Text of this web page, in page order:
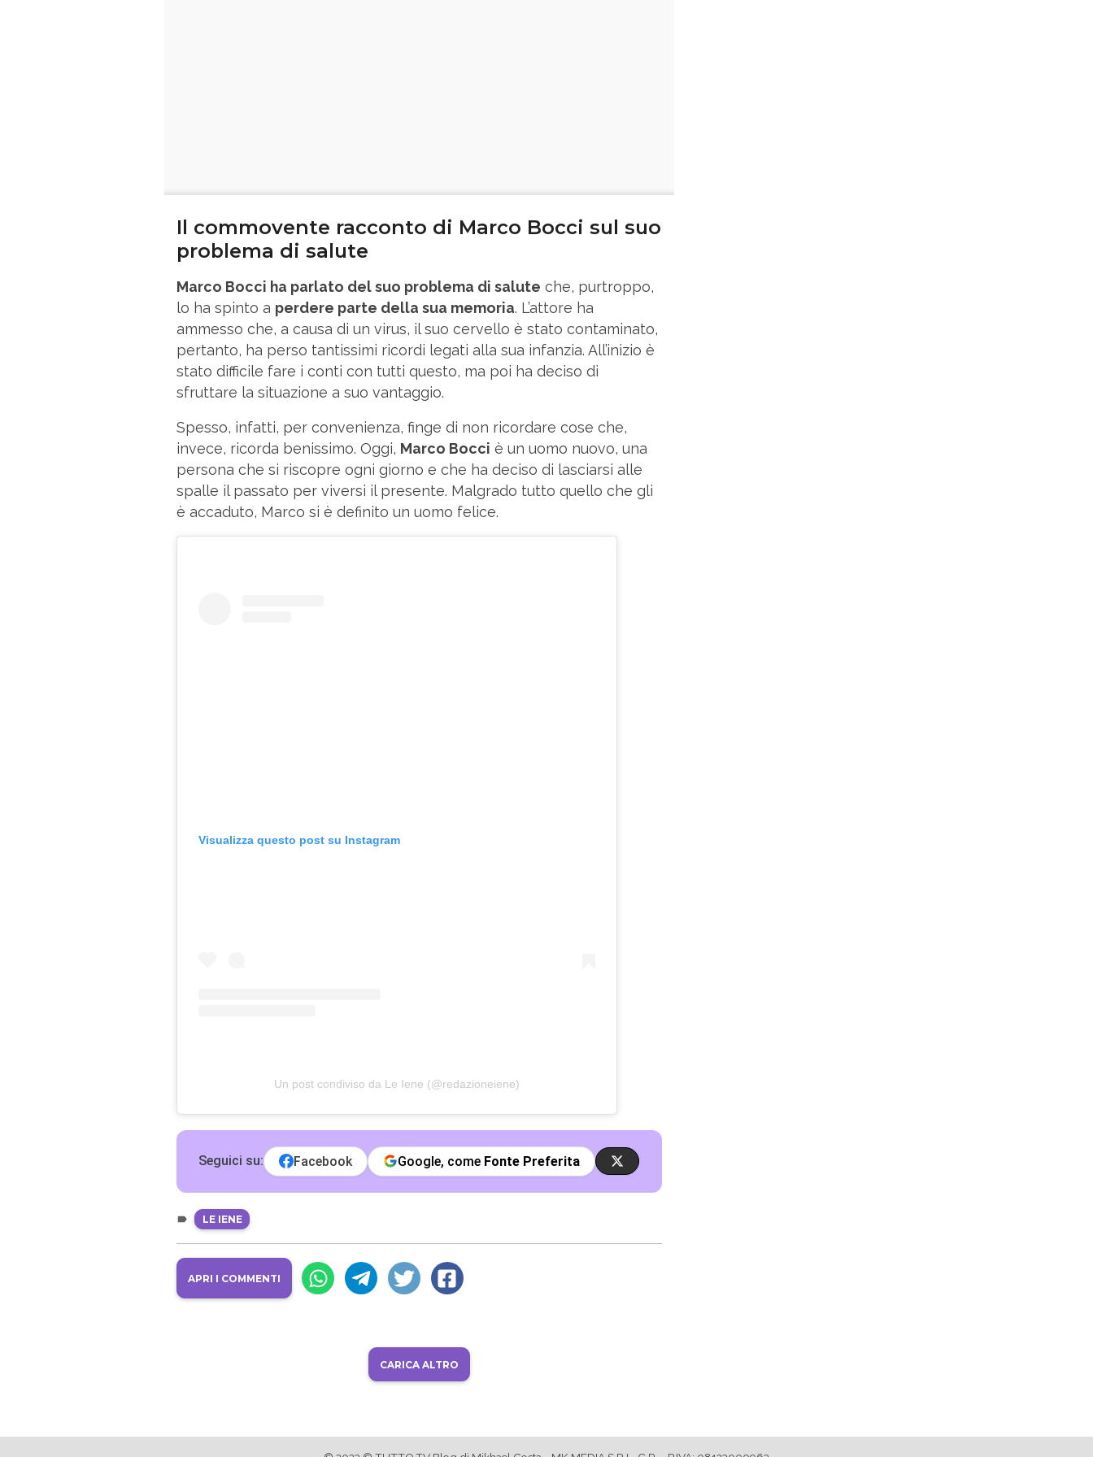
Il commovente racconto di Marco Bocci sul suo
problema di salute
Marco Bocci ha parlato del suo problema di salute che, purtroppo,
lo ha spinto a perdere parte della sua memoria. L’attore ha
ammesso che, a causa di un virus, il suo cervello è stato contaminato,
pertanto, ha perso tantissimi ricordi legati alla sua infanzia. All’inizio è
stato difficile fare i conti con tutti questo, ma poi ha deciso di
sfruttare la situazione a suo vantaggio.
Spesso, infatti, per convenienza, finge di non ricordare cose che,
invece, ricorda benissimo. Oggi, Marco Bocci è un uomo nuovo, una
persona che si riscopre ogni giorno e che ha deciso di lasciarsi alle
spalle il passato per viversi il presente. Malgrado tutto quello che gli
è accaduto, Marco si è definito un uomo felice.
Visualizza questo post su Instagram
Un post condiviso da Le Iene (@redazioneiene)
Seguici su: Facebook Google, come Fonte Preferita
LE IENE
APRI I COMMENTI
CARICA ALTRO